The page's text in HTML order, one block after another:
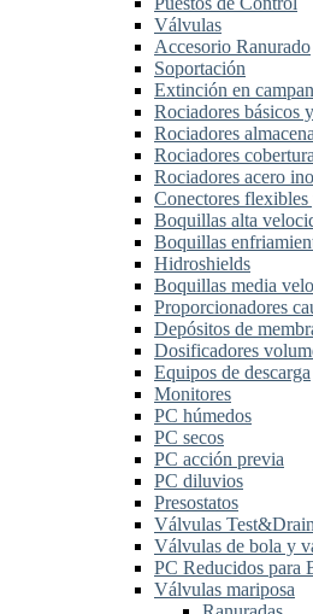
Válvulas
Accesorio Ranurado
Soportación
Extinción en
Rociadores básicos
Rociadores
Rociadores
Rociadores acero
Conectores flexibles
Boquillas alta
Boquillas
Hidroshields
Boquillas media
Proporcionadores
Depósitos de
Dosificadores
Equipos de descarga
Monitores
PC húmedos
PC secos
PC acción previa
PC diluvios
Presostatos
Válvulas Test&Drain
Válvulas de bola y
PC Reducidos para
Válvulas mariposa